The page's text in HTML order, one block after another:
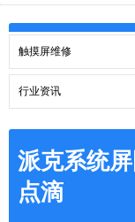
触摸屏维修
行业资讯
派克系统
点滴